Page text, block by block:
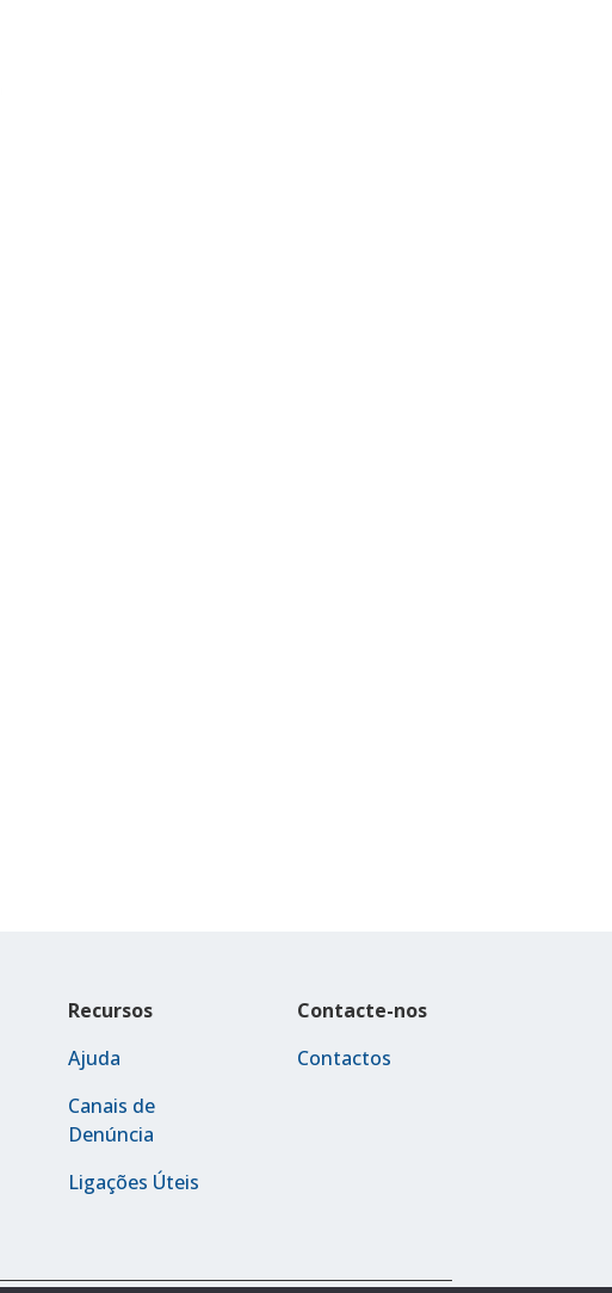
Recursos
Ajuda
Canais de
Denúncia
Ligações Úteis
Contacte-nos
Contactos